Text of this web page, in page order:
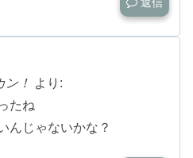
返信
ン！ より:
たね
んじゃないかな？